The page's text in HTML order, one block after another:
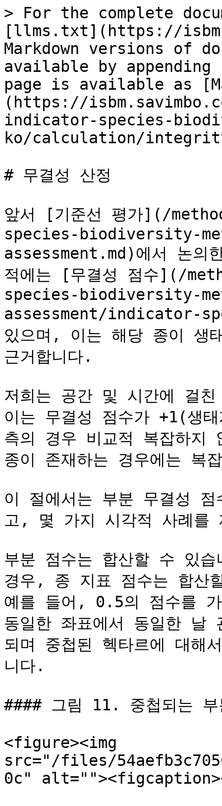
> For the complete
[llms.txt](https://
Markdown versions of
available by
page is available as
(https://
indicator-species-
ko/calculation/
# 무결성 산정
앞서 [기준선 평가](/
species-biodiversity-
assessment.md)에서 논의
적에는 [무결성 점수](/
species-biodiversity-
assessment/indicator-
있으며, 이는 해당 종이 생
근거합니다.
저희는 공간 및 시간에 걸
이는 무결성 점수가 +1(생
측의 경우 비교적 복잡하지
종이 존재하는 경우에는 복
이 절에서는 부분 무결성
고, 몇 가지 시각적 사례를
부분 점수는 합산할 수 있
경우, 종 지표 점수는 합산
예를 들어, 0.5의 점수를
동일한 좌표에서 동일한 날
되며 중첩된 헥타르에 대해
니다.
#### 그림 11. 중첩되는
<figure><img
src="/files/
0c"